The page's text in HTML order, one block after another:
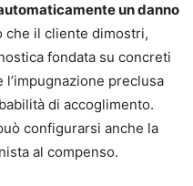
un danno
che il cliente dimostri,
fondata su concreti
preclusa
di accoglimento.
configurarsi anche la
al compenso.